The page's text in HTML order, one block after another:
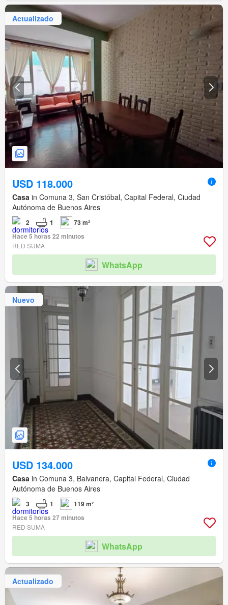
Actualizado
USD 118.000
Casa in Comuna 3, San Cristóbal, Capital Federal, Ciudad
Autónoma de Buenos Aires
2 1
73 m²
Hace 5 horas 22 minutos
RED SUMA
WhatsApp
Nuevo
USD 134.000
Casa in Comuna 3, Balvanera, Capital Federal, Ciudad
Autónoma de Buenos Aires
3 1
119 m²
Hace 5 horas 27 minutos
RED SUMA
WhatsApp
Actualizado